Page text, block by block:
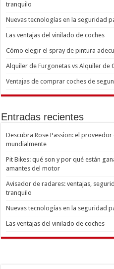
tranquilo
Nuevas tecnologías en la seguridad
Las ventajas del vinilado de coches
Cómo elegir el spray de pintura
Alquiler de Furgonetas vs Alquiler de
Ventajas de comprar coches de
Entradas recientes
Descubra Rose Passion: el
mundialmente
Pit Bikes: qué son y por qué están
amantes del motor
Avisador de radares: ventajas,
tranquilo
Nuevas tecnologías en la seguridad
Las ventajas del vinilado de coches